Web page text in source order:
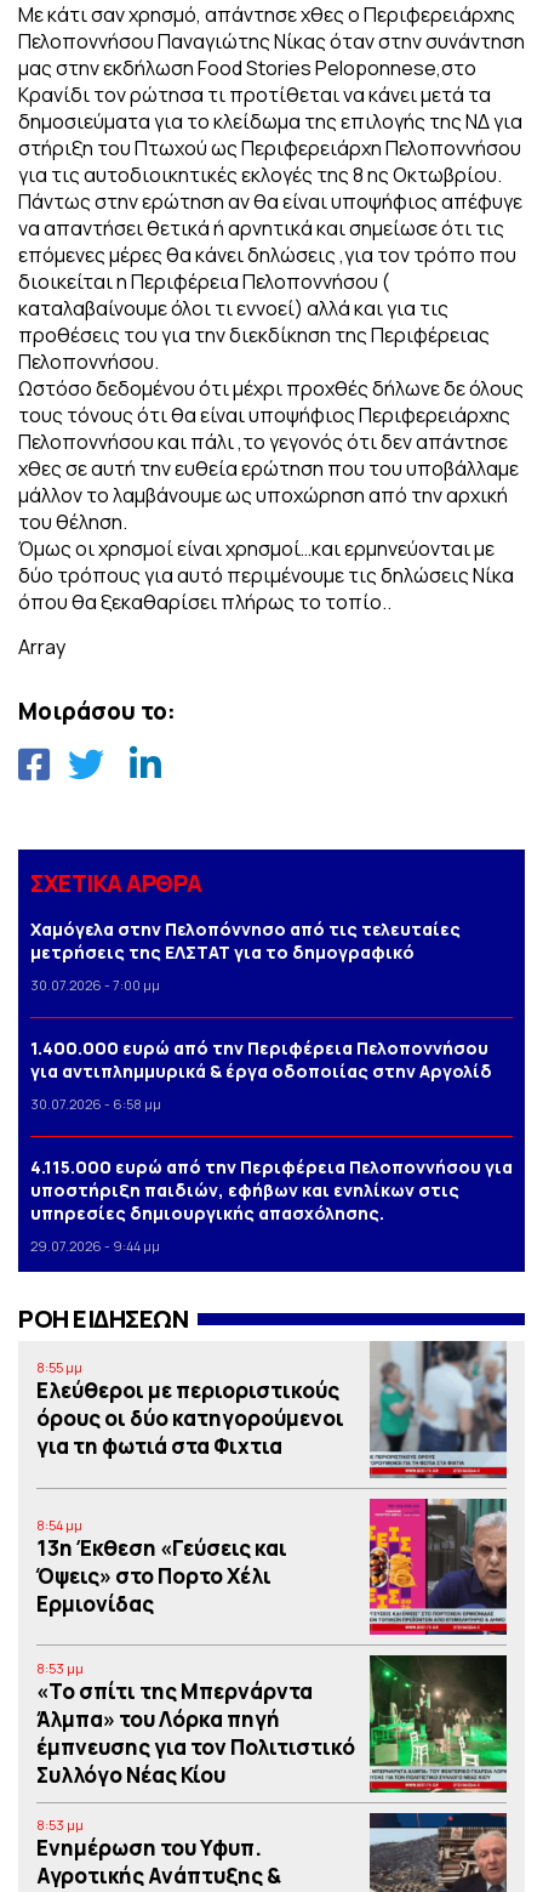
Με κάτι σαν χρησμό, απάντησε χθες ο Περιφερειάρχης
Πελοποννήσου Παναγιώτης Νίκας όταν στην συνάντηση
μας στην εκδήλωση Food Stories Peloponnese,στο
Κρανίδι τον ρώτησα τι προτίθεται να κάνει μετά τα
δημοσιεύματα για το κλείδωμα της επιλογής της ΝΔ για
στήριξη του Πτωχού ως Περιφερειάρχη Πελοποννήσου
για τις αυτοδιοικητικές εκλογές της 8 ης Οκτωβρίου.
Πάντως στην ερώτηση αν θα είναι υποψήφιος απέφυγε
να απαντήσει θετικά ή αρνητικά και σημείωσε ότι τις
επόμενες μέρες θα κάνει δηλώσεις ,για τον τρόπο που
διοικείται η Περιφέρεια Πελοποννήσου (
καταλαβαίνουμε όλοι τι εννοεί) αλλά και για τις
προθέσεις του για την διεκδίκηση της Περιφέρειας
Πελοποννήσου.
Ωστόσο δεδομένου ότι μέχρι προχθές δήλωνε δε όλους
τους τόνους ότι θα είναι υποψήφιος Περιφερειάρχης
Πελοποννήσου και πάλι ,το γεγονός ότι δεν απάντησε
χθες σε αυτή την ευθεία ερώτηση που του υποβάλλαμε
μάλλον το λαμβάνουμε ως υποχώρηση από την αρχική
του θέληση.
Όμως οι χρησμοί είναι χρησμοί…και ερμηνεύονται με
δύο τρόπους για αυτό περιμένουμε τις δηλώσεις Νίκα
όπου θα ξεκαθαρίσει πλήρως το τοπίο..
Array
Μοιράσου το:
ΣΧΕΤΙΚΑ ΑΡΘΡΑ
Χαμόγελα στην Πελοπόννησο από τις τελευταίες
μετρήσεις της ΕΛΣΤΑΤ για το δημογραφικό
30.07.2026 - 7:00 μμ
1.400.000 ευρώ από την Περιφέρεια Πελοποννήσου
για αντιπλημμυρικά & έργα οδοποιίας στην Αργολίδ
30.07.2026 - 6:58 μμ
4.115.000 ευρώ από την Περιφέρεια Πελοποννήσου για
υποστήριξη παιδιών, εφήβων και ενηλίκων στις
υπηρεσίες δημιουργικής απασχόλησης.
29.07.2026 - 9:44 μμ
ΡΟΗ ΕΙΔΗΣΕΩΝ
8:55 μμ
Ελεύθεροι με περιοριστικούς
όρους οι δύο κατηγορούμενοι
για τη φωτιά στα Φιχτια
8:54 μμ
13η Έκθεση «Γεύσεις και
Όψεις» στο Πορτο Xέλι
Ερμιονίδας
8:53 μμ
«Το σπίτι της Μπερνάρντα
Άλμπα» του Λόρκα πηγή
έμπνευσης για τον Πολιτιστικό
Συλλόγο Νέας Κίου
8:53 μμ
Eνημέρωση του Υφυπ.
Αγροτικής Ανάπτυξης &